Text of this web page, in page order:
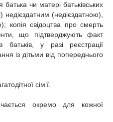
чи матері батьківських
(недієздатною),
копія свідоцтва про смерть
що підтверджують факт
у разі реєстрації
із дітьми від попереднього
сім’ї.
окремо для кожної